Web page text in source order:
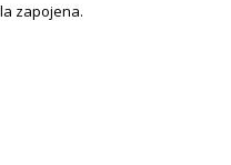
zapojena.